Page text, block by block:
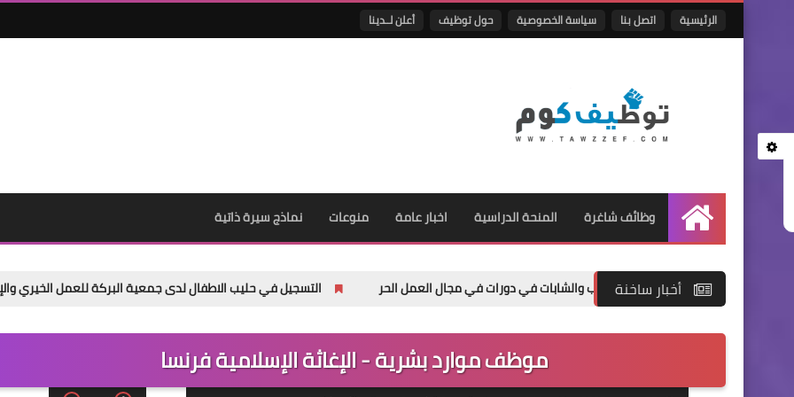
الرئيسية اتصل بنا سياسة الخصوصية حول توظيف أعلن لــدينا
الرئيسية
وظائف شاغرة المنحة الدراسية اخبار عامة منوعات نماذج سيرة ذاتية
أخبار ساخنة
عن فتح باب التسجيل للشباب والشابات في دورات في مجال العمل الحر التسجيل في حليب الاطفال لدى جمعية البركة للعمل الخيري والإنساني
موظف موارد بشرية - الإغاثة الإسلامية فرنسا